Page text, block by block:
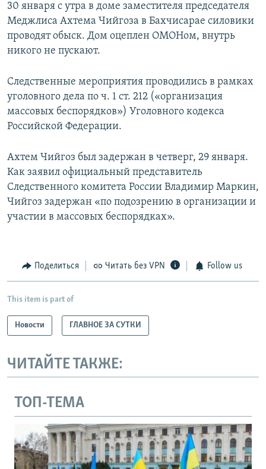
30 января с утра в доме заместителя председателя
Меджлиса Ахтема Чийгоза в Бахчисарае силовики
проводят обыск. Дом оцеплен ОМОНом, внутрь
никого не пускают.
Следственные мероприятия проводились в рамках
уголовного дела по ч. 1 ст. 212 («организация
массовых беспорядков») Уголовного кодекса
Российской Федерации.
Ахтем Чийгоз был задержан в четверг, 29 января.
Как заявил официальный представитель
Следственного комитета России Владимир Маркин,
Чийгоз задержан «по подозрению в организации и
участии в массовых беспорядках».
Поделиться Читать без VPN Follow us
This item is part of
Новости ГЛАВНОЕ ЗА СУТКИ
ЧИТАЙТЕ ТАКЖЕ:
ТОП-ТЕМА